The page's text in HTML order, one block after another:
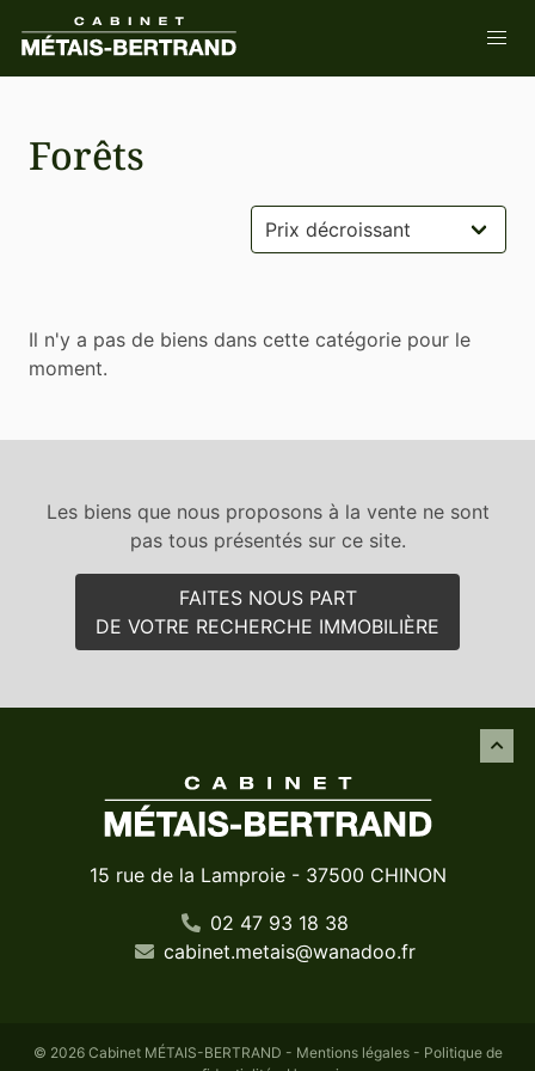
Forêts
Il n'y a pas de biens dans cette catégorie pour le
moment.
Les biens que nous proposons à la vente ne sont
pas tous présentés sur ce site.
FAITES NOUS PART
DE VOTRE RECHERCHE IMMOBILIÈRE
15 rue de la Lamproie - 37500 CHINON
02 47 93 18 38
cabinet.metais@wanadoo.fr
© 2026 Cabinet MÉTAIS-BERTRAND - Mentions légales- Politique de